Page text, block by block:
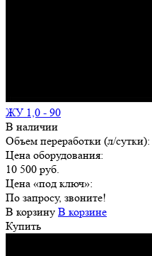
ЖУ 1,0 - 90
В наличии
Объем переработки (л/сутки):
Цена оборудования:
10 500 руб.
Цена «под ключ»:
По запросу, звоните!
В корзину В корзине
Купить